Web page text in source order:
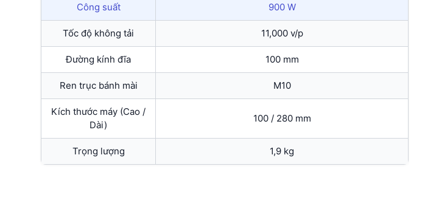
Công suất 900 W
Tốc độ không tải 11,000 v/p
Đường kính đĩa 100 mm
Ren trục bánh mài M10
Kích thước máy (Cao /
Dài)
100 / 280 mm
Trọng lượng 1,9 kg